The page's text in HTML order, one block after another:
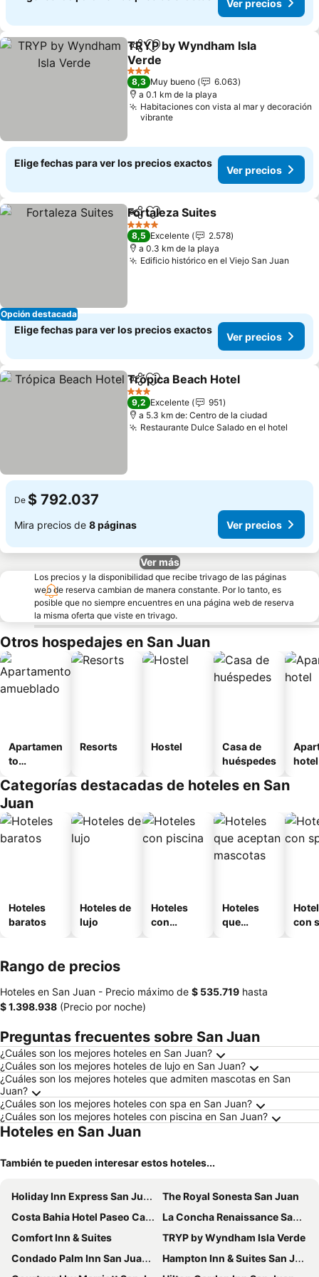
Ver precios
CompartirAgregar a favoritos
TRYP by Wyndham Isla
Verde
3 Estrellas
8,3 Muy bueno
6.063
a 0.1 km de la playa
Habitaciones con vista al mar y decoración
vibrante
Elige fechas para ver los precios exactos
Ver precios
Opción destacada
CompartirAgregar a favoritos
Fortaleza Suites
4 Estrellas
8,5 Excelente
2.578
a 0.3 km de la playa
Edificio histórico en el Viejo San Juan
Elige fechas para ver los precios exactos
Ver precios
Compartir
Agregar a favoritos
Trópica Beach Hotel
3 Estrellas
9,2 Excelente
951
a 5.3 km de: Centro de la ciudad
Restaurante Dulce Salado en el hotel
De $ 792.037
Mira precios de 8 páginas Ver precios
Ver más
Los precios y la disponibilidad que recibe trivago de las páginas
web de reserva cambian de manera constante. Por lo tanto, es
posible que no siempre encuentres en una página web de reserva
la misma oferta que viste en trivago.
Otros hospedajes en San Juan
Apartamen
to
o
Resorts Hostel
Casa de
huéspedes
hotel
Categorías destacadas de hoteles en San
Juan
Hoteles
baratos
Hoteles de
lujo
Hoteles
con
Hoteles
que
con
Rango de precios
Hoteles en San Juan - Precio máximo de ‎$ 535.719 hasta
‎$ 1.398.938 (Precio por noche)
Preguntas frecuentes sobre San Juan
¿Cuáles son los mejores hoteles en San Juan?
¿Cuáles son los mejores hoteles de lujo en San Juan?
¿Cuáles son los mejores hoteles que admiten mascotas en San
Juan?
¿Cuáles son los mejores hoteles con spa en San Juan?
¿Cuáles son los mejores hoteles con piscina en San Juan?
Hoteles en San Juan
También te pueden interesar estos hoteles...
Holiday Inn Express San Juan Condado By Ihg
The Royal Sonesta San Juan
Costa Bahia Hotel Paseo Caribe
La Concha Renaissance San Juan Resort
Comfort Inn & Suites
TRYP by Wyndham Isla Verde
Condado Palm Inn San Juan - Tapestry Collection by Hilton
Hampton Inn & Suites San Juan